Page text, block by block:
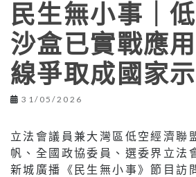
民生無小事｜
沙盒已實戰應
線爭取成國家
31/05/2026
立法會議員兼大灣區低空經濟聯
帆、全國政協委員、選委界立法
新城廣播《民生無小事》節目訪